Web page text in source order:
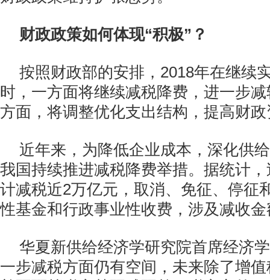
财政政策如何体现“积极”？
按照财政部的安排，2018年在继续
时，一方面将继续减税降费，进一步
方面，将调整优化支出结构，提高财
近年来，为降低企业成本，深化供
我国持续推进减税降费举措。据统计
计减税近2万亿元，取消、免征、停征
性基金和行政事业性收费，涉及减收
华夏新供给经济学研究院首席经济
一步减税方面仍有空间，未来除了增